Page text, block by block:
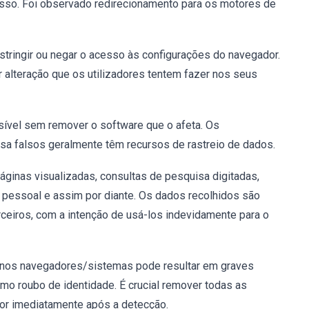
Foi observado redirecionamento para os motores de
ou negar o acesso às configurações do navegador.
que os utilizadores tentem fazer nos seus
sem remover o software que o afeta. Os
falsos geralmente têm recursos de rastreio de dados.
visualizadas, consultas de pesquisa digitadas,
e assim por diante. Os dados recolhidos são
com a intenção de usá-los indevidamente para o
navegadores/sistemas pode resultar em graves
roubo de identidade. É crucial remover todas as
imediatamente após a detecção.